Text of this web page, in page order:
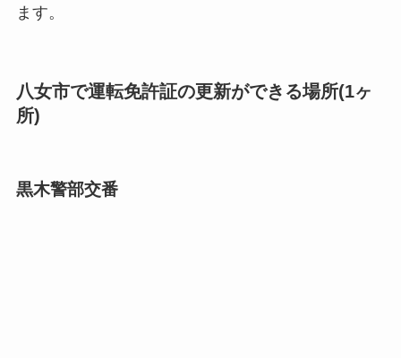
ます。
八女市で運転免許証の更新ができる場所(1ヶ
所)
黒木警部交番